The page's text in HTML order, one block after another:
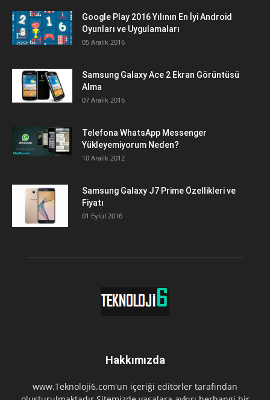
Google Play 2016 Yılının En İyi Android
Oyunları ve Uygulamaları
05 Aralık 2016
Samsung Galaxy Ace 2 Ekran Görüntüsü
Alma
07 Aralık 2016
Telefona WhatsApp Messenger
Yükleyemiyorum Neden?
10 Aralık 2012
Samsung Galaxy J7 Prime Özellikleri ve
Fiyatı
01 Eylül 2016
Hakkımızda
www.Teknoloji6.com'un içeriği editörler tarafından